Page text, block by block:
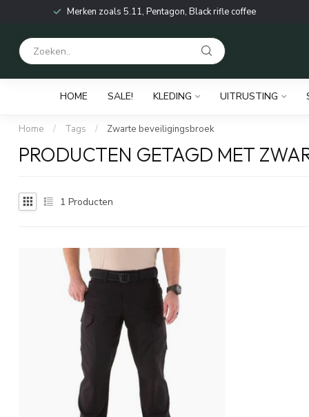
Merken zoals 5.11, Pentagon, Black rifle coffee
HOME SALE! KLEDING UITRUSTING
Home / Tags / Zwarte beveiligingsbroek
PRODUCTEN GETAGD MET
1 Producten